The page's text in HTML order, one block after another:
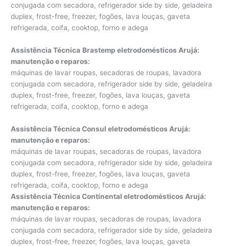
conjugada com secadora, refrigerador side by side, geladeira
duplex, frost-free, freezer, fogões, lava louças, gaveta
refrigerada, coifa, cooktop, forno e adega
Assistência Técnica Brastemp eletrodomésticos Arujá:
manutenção e reparos:
máquinas de lavar roupas, secadoras de roupas, lavadora
conjugada com secadora, refrigerador side by side, geladeira
duplex, frost-free, freezer, fogões, lava louças, gaveta
refrigerada, coifa, cooktop, forno e adega
Assistência Técnica Consul eletrodomésticos Arujá:
manutenção e reparos:
máquinas de lavar roupas, secadoras de roupas, lavadora
conjugada com secadora, refrigerador side by side, geladeira
duplex, frost-free, freezer, fogões, lava louças, gaveta
refrigerada, coifa, cooktop, forno e adega
Assistência Técnica Continental eletrodomésticos Arujá:
manutenção e reparos:
máquinas de lavar roupas, secadoras de roupas, lavadora
conjugada com secadora, refrigerador side by side, geladeira
duplex, frost-free, freezer, fogões, lava louças, gaveta